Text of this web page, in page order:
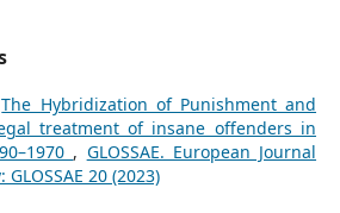
The Hybridization of Punishment and
treatment of insane offenders in
, GLOSSAE. European Journal
20 (2023)